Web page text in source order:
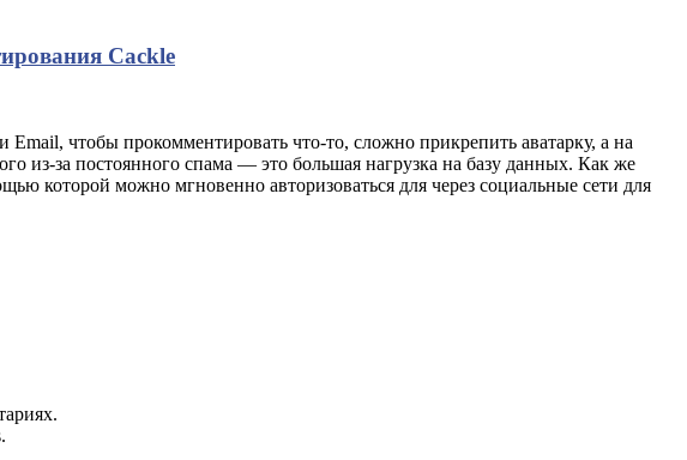
Cackle
чтобы прокомментировать что-то, сложно прикрепить аватарку, а на
из-за постоянного спама — это большая нагрузка на базу данных. Как же
которой можно мгновенно авторизоваться для через социальные сети для